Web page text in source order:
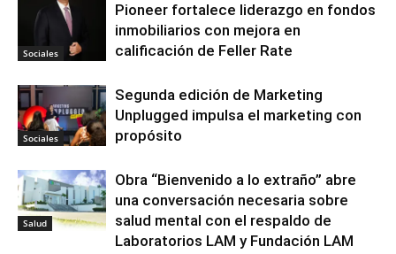
Sociales
Pioneer fortalece liderazgo en fondos
inmobiliarios con mejora en
calificación de Feller Rate
Sociales
Segunda edición de Marketing
Unplugged impulsa el marketing con
propósito
Salud
Obra “Bienvenido a lo extraño” abre
una conversación necesaria sobre
salud mental con el respaldo de
Laboratorios LAM y Fundación LAM